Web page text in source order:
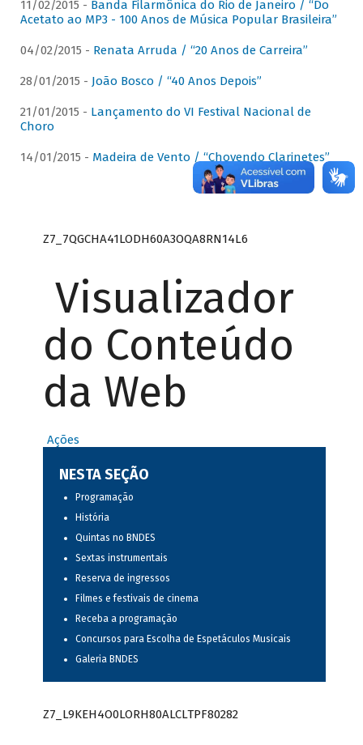
11/02/2015 - Banda Filarmônica do Rio de Janeiro / “Do
Acetato ao MP3 - 100 Anos de Música Popular Brasileira”
04/02/2015 - Renata Arruda / “20 Anos de Carreira”
28/01/2015 - João Bosco / “40 Anos Depois”
21/01/2015 - Lançamento do VI Festival Nacional de
Choro
14/01/2015 - Madeira de Vento / “Chovendo Clarinetes”
Z7_7QGCHA41LODH60A3OQA8RN14L6
Visualizador
do Conteúdo
da Web
Ações
NESTA SEÇÃO
Programação
História
Quintas no BNDES
Sextas instrumentais
Reserva de ingressos
Filmes e festivais de cinema
Receba a programação
Concursos para Escolha de Espetáculos Musicais
Galeria BNDES
Z7_L9KEH4O0LORH80ALCLTPF80282